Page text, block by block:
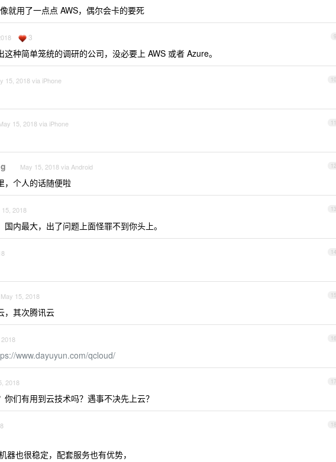
就用了一点点 AWS，偶尔会卡的要死
9
3
种简单笼统的调研的公司，没必要上 AWS 或者 Azure。
10
15, 2018 via iPhone
11
15, 2018 via iPhone
12
May 15, 2018 via Android
，个人的话随便啦
13
15, 2018
内最大，出了问题上面怪罪不到你头上。
14
15
May 15, 2018
，其次腾讯云
16
www.dayuyun.com/qcloud/
17
2018
你们有用到云技术吗？遇事不决先上云？
18
器也很稳定，配套服务也有优势，